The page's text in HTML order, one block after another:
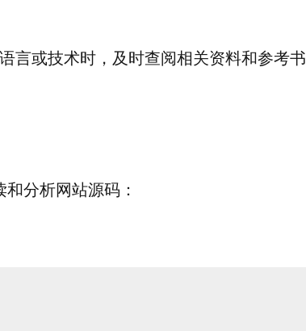
言或技术时，及时查阅相关资料和参考书
分析网站源码：